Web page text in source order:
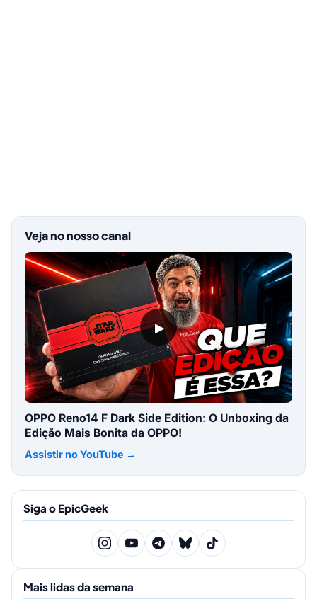
Veja no nosso canal
▶
OPPO Reno14 F Dark Side Edition: O Unboxing da
Edição Mais Bonita da OPPO!
Assistir no YouTube →
Siga o EpicGeek
Mais lidas da semana